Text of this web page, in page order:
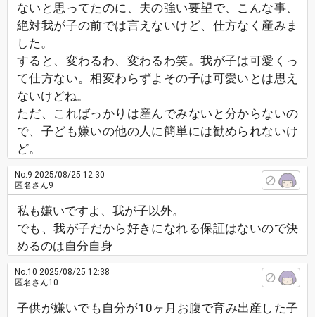
ないと思ってたのに、夫の強い要望で、こんな事、
絶対我が子の前では言えないけど、仕方なく産みま
した。
すると、変わるわ、変わるわ笑。我が子は可愛くっ
て仕方ない。相変わらずよその子は可愛いとは思え
ないけどね。
ただ、こればっかりは産んでみないと分からないの
で、子ども嫌いの他の人に簡単には勧められないけ
ど。
No.9 2025/08/25 12:30
匿名さん9
私も嫌いですよ、我が子以外。
でも、我が子だから好きになれる保証はないので決
めるのは自分自身
No.10 2025/08/25 12:38
匿名さん10
子供が嫌いでも自分が10ヶ月お腹で育み出産した子